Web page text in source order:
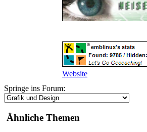
Website
Springe ins Forum:
Ähnliche Themen